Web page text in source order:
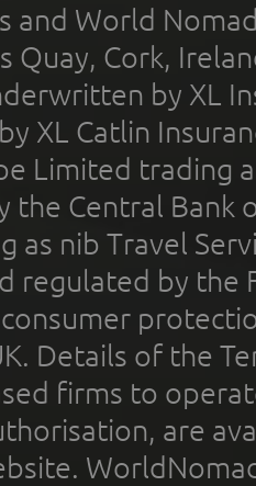
and World
Quay, Cork,
by XL
XL Catlin
Limited trading
the Central Bank
as nib Travel
regulated by the
Details of the
firms to
are